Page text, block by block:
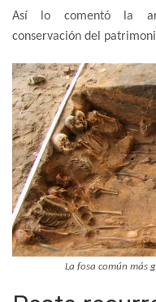
Así lo comentó la
conservación del
La fosa común más